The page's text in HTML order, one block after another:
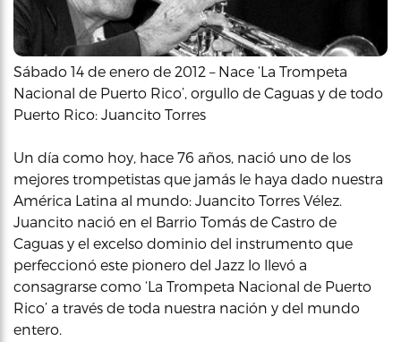
Sábado 14 de enero de 2012 – Nace ‘La Trompeta
Nacional de Puerto Rico’, orgullo de Caguas y de todo
Puerto Rico: Juancito Torres
Un día como hoy, hace 76 años, nació uno de los
mejores trompetistas que jamás le haya dado nuestra
América Latina al mundo: Juancito Torres Vélez.
Juancito nació en el Barrio Tomás de Castro de
Caguas y el excelso dominio del instrumento que
perfeccionó este pionero del Jazz lo llevó a
consagrarse como ‘La Trompeta Nacional de Puerto
Rico’ a través de toda nuestra nación y del mundo
entero.